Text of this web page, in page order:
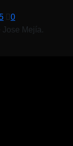
0
Jose Mejía.